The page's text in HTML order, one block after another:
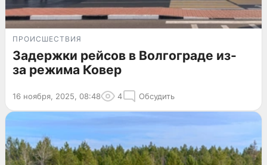
ПРОИСШЕСТВИЯ
Задержки рейсов в Волгограде из-
за режима Ковер
16 ноября, 2025, 08:48 4 Обсудить